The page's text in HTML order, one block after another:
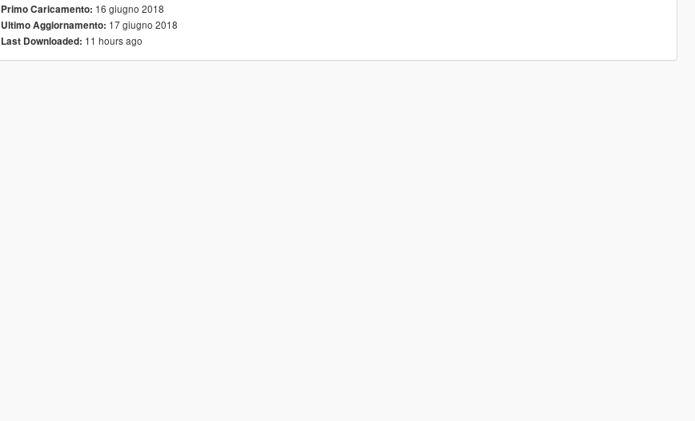
Primo Caricamento: 16 giugno 2018
Ultimo Aggiornamento: 17 giugno 2018
Last Downloaded: 11 hours ago